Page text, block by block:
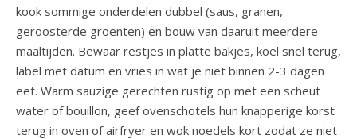
kook sommige onderdelen dubbel (saus, granen,
geroosterde groenten) en bouw van daaruit meerdere
maaltijden. Bewaar restjes in platte bakjes, koel snel terug,
label met datum en vries in wat je niet binnen 2-3 dagen
eet. Warm sauzige gerechten rustig op met een scheut
water of bouillon, geef ovenschotels hun knapperige korst
terug in oven of airfryer en wok noedels kort zodat ze niet